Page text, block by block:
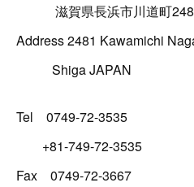
滋賀県長浜市川道町
Address 2481 Kawamichi
Shiga JAPAN
Tel 0749-72-3535
+81-749-72-3535
Fax 0749-72-3667